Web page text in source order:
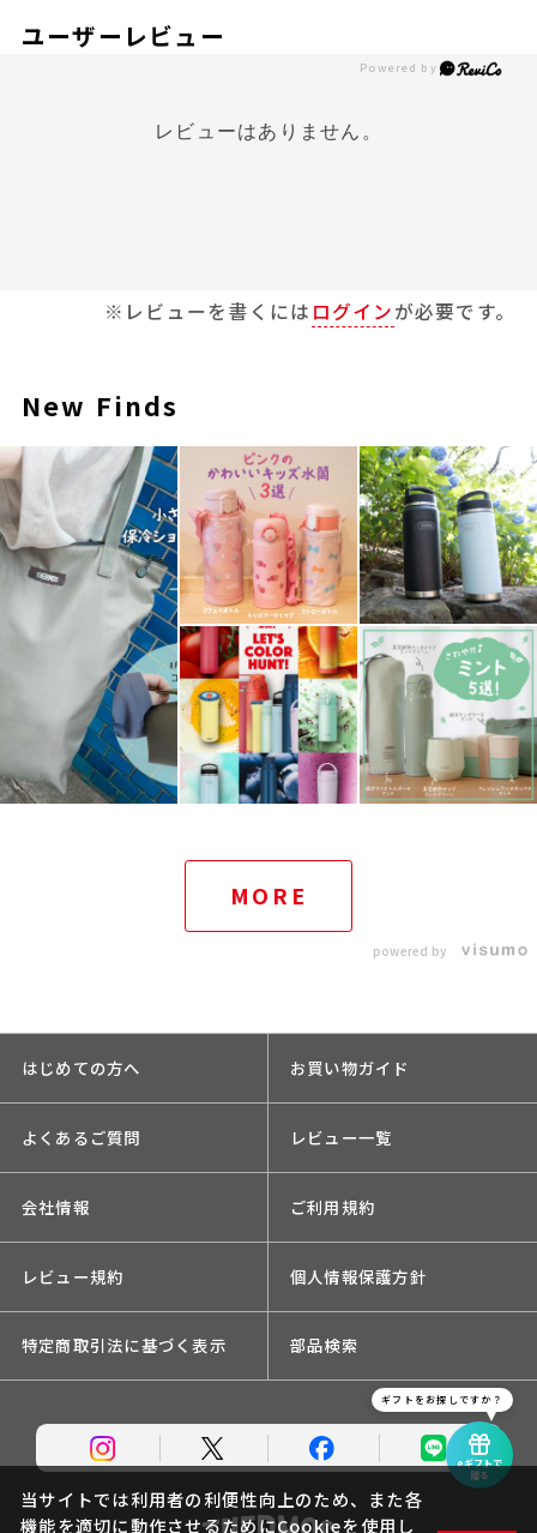
ユーザーレビュー
レビューはありません。
※レビューを書くには ログインが必要です。
New Finds
MORE
powered by
はじめての方へ お買い物ガイド
よくあるご質問 レビュー一覧
会社情報 ご利用規約
レビュー規約 個人情報保護方針
特定商取引法に基づく表示 部品検索
当サイトでは利用者の利便性向上のため、また各
機能を適切に動作させるためにCookieを使用し
eギフトで
贈る
ギフトをお探しですか？